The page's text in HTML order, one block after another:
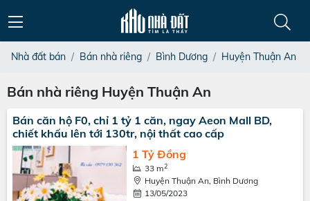
Nhà đất bán Bán nhà riêng Bình Dương Huyện Thuận An
Bán nhà riêng Huyện Thuận An
Bán căn hộ F0, chỉ 1 tỷ 1 căn, ngay Aeon Mall BD,
chiết khấu lên tới 130tr, nội thất cao cấp
1 Tỷ Đồng
33 m2
Huyện Thuận An, Bình Dương
13/05/2023